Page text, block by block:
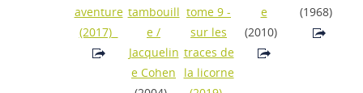
aventure
(2017)
tambouill
e /
Jacquelin
e Cohen
tome 9 -
sur les
traces de
la licorne
e
(2010)
(1968)